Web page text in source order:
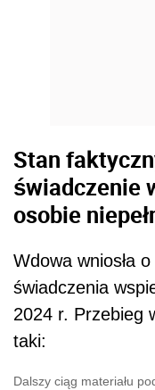
Stan
świadczenie
osobie
Wdowa wniosła
świadczenia
2024 r. Przebieg
taki:
Dalszy ciąg materiału